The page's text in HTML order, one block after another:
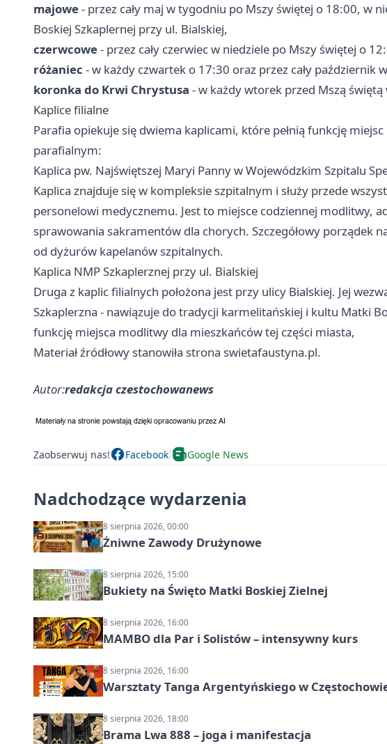
majowe- przez cały maj w tygodniu po Mszy świętej o 18:00, w
Boskiej Szkaplernej przy ul. Bialskiej,
czerwcowe- przez cały czerwiec w niedziele po Mszy świętej o
różaniec - w każdy czwartek o 17:30 oraz przez cały październik
koronka do Krwi Chrystusa - w każdy wtorek przed Mszą świętą
Kaplice filialne
Parafia opiekuje się dwiema kaplicami, które pełnią funkcję
parafialnym:
Kaplica pw. Najświętszej Maryi Panny w Wojewódzkim Szpitalu
Kaplica znajduje się w kompleksie szpitalnym i służy przede
personelowi medycznemu. Jest to miejsce codziennej modlitwy,
sprawowania sakramentów dla chorych. Szczegółowy porządek
od dyżurów kapelanów szpitalnych.
Kaplica NMP Szkaplerznej przy ul. Bialskiej
Druga z kaplic filialnych położona jest przy ulicy Bialskiej. Jej
Szkaplerzna - nawiązuje do tradycji karmelitańskiej i kultu Matki
funkcję miejsca modlitwy dla mieszkańców tej części miasta,
Materiał źródłowy stanowiła strona swietafaustyna.pl.
Autor:redakcja czestochowanews
Zaobserwuj nas! Facebook Google News
Nadchodzące wydarzenia
8 sierpnia 2026, 00:00
Żniwne Zawody Drużynowe
8 sierpnia 2026, 15:00
Bukiety na Święto Matki Boskiej Zielnej
8 sierpnia 2026, 16:00
MAMBO dla Par i Solistów – intensywny kurs
8 sierpnia 2026, 16:00
Warsztaty Tanga Argentyńskiego w
8 sierpnia 2026, 18:00
Brama Lwa 888 – joga i manifestacja